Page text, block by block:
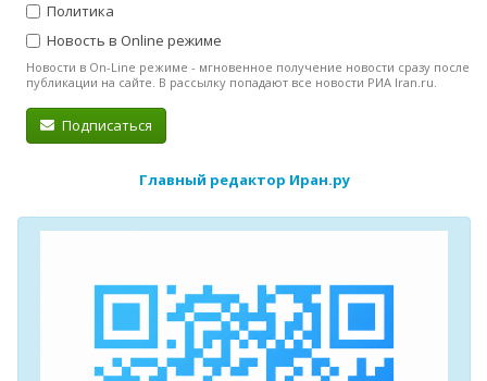
Политика
Новость в Online режиме
Новости в On-Line режиме - мгновенное получение новости сразу после
публикации на сайте. В рассылку попадают все новости РИА Iran.ru.
Подписаться
Главный редактор Иран.ру